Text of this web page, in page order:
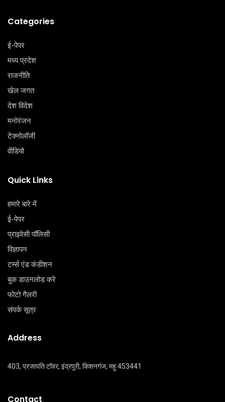
Categories
ई-पेपर
मध्य प्रदेश
राजनीति
खेल जगत
देश विदेश
मनोरंजन
टेक्‍नोलॉजी
वीडियो
Quick Links
हमारे बारे में
ई-पेपर
प्राइवेसी पॉलिसी
विज्ञापन
टर्म्स एंड कंडीशन
बुक डाउनलोड करे
फोटो गैलरी
संपर्क सूत्र
Address
403, प्रजापति टॉवर, इंद्रपुरी, किशनगंज, महू 453441
Contact